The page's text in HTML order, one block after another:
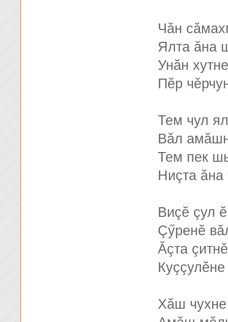
Чăн
Ялта ăна
Унăн
Пĕр
Тем чул
Вăл
Тем пек
Ниçта ăна
Виçĕ çул
Çӳренĕ
Ăçта
Хăш